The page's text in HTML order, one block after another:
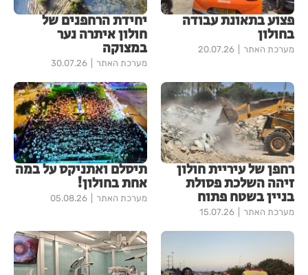
פצוע בתאונת עבודה
בחולון
מערכת האתר 20.07.26
יחידת הרחפנים של
חולון איתרה נער
במצוקה
מערכת האתר 30.07.26
רחפן של עיריית חולון
זיהה השלכת פסולת
בניין בשטח פתוח
מערכת האתר 15.07.26
תיסלם ואתניקס על במה
אחת בחולון!
מערכת האתר 05.08.26